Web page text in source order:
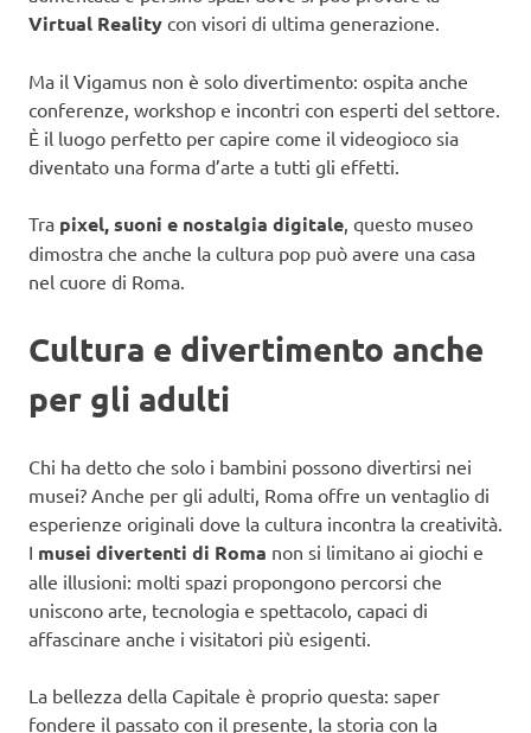
Virtual Reality con visori di ultima generazione.
Ma il Vigamus non è solo divertimento: ospita anche
conferenze, workshop e incontri con esperti del settore.
È il luogo perfetto per capire come il videogioco sia
diventato una forma d’arte a tutti gli effetti.
Tra pixel, suoni e nostalgia digitale , questo museo
dimostra che anche la cultura pop può avere una casa
nel cuore di Roma.
Cultura e divertimento anche
per gli adulti
Chi ha detto che solo i bambini possono divertirsi nei
musei? Anche per gli adulti, Roma offre un ventaglio di
esperienze originali dove la cultura incontra la creatività.
I musei divertenti di Roma non si limitano ai giochi e
alle illusioni: molti spazi propongono percorsi che
uniscono arte, tecnologia e spettacolo, capaci di
affascinare anche i visitatori più esigenti.
La bellezza della Capitale è proprio questa: saper
fondere il passato con il presente, la storia con la